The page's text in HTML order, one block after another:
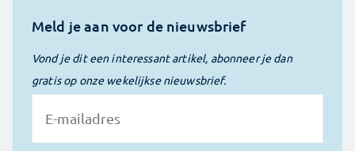
Meld je aan voor de nieuwsbrief
Vond je dit een interessant artikel, abonneer je dan
gratis op onze wekelijkse nieuwsbrief.